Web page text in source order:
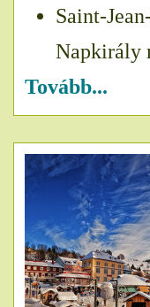
Saint-
Napkirály
Tovább...